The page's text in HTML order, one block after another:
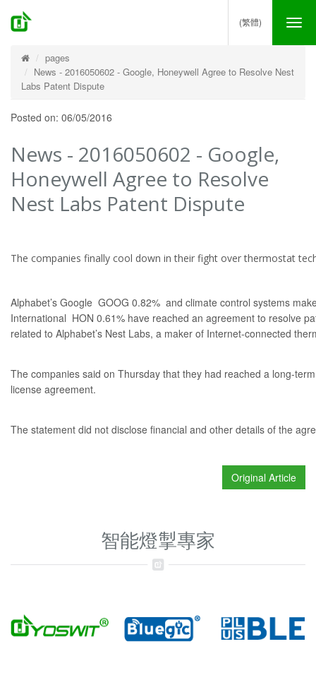
(繁體)
pages
News - 2016050602 - Google, Honeywell Agree to Resolve Nest
Labs Patent Dispute
Posted on: 06/05/2016
News - 2016050602 - Google,
Honeywell Agree to Resolve
Nest Labs Patent Dispute
The companies finally cool down in their fight over thermostat
Alphabet’s Google GOOG 0.82% and climate control systems
International HON 0.61% have reached an agreement to resolve
related to Alphabet’s Nest Labs, a maker of Internet-connected
The companies said on Thursday that they had reached a long-
license agreement.
The statement did not disclose financial and other details of the
Original Article
智能燈掣專家